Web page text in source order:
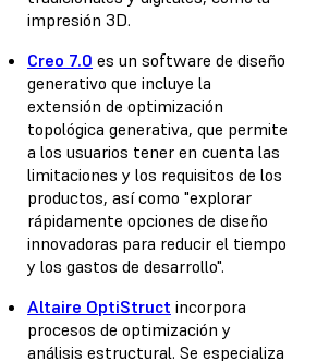
impresión 3D.
Creo 7.0 es un software de diseño
generativo que incluye la
extensión de optimización
topológica generativa, que permite
a los usuarios tener en cuenta las
limitaciones y los requisitos de los
productos, así como "explorar
rápidamente opciones de diseño
innovadoras para reducir el tiempo
y los gastos de desarrollo".
Altaire OptiStruct incorpora
procesos de optimización y
análisis estructural. Se especializa